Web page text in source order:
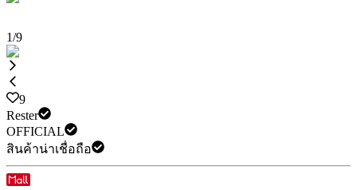
1/9
9
Rester
OFFICIAL
สินค้าน่าเชื่อถือ